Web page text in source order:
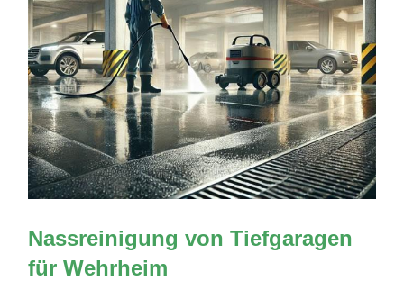
Nassreinigung von Tiefgaragen
für Wehrheim